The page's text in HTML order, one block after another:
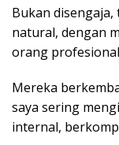
Bukan
natural, dengan
orang
Mereka
saya sering
internal,